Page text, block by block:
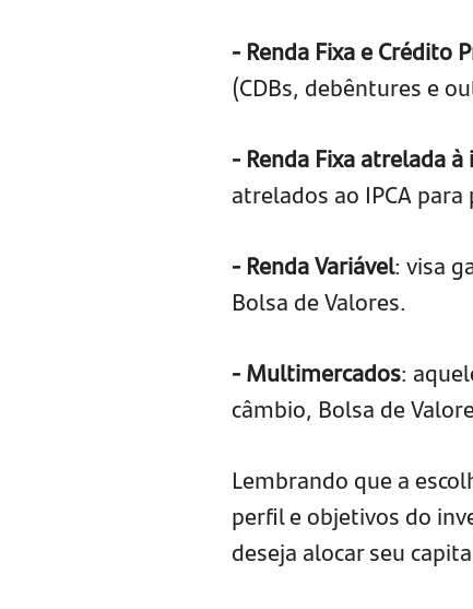
- Renda Fixa e Crédito
(CDBs, debêntures e
- Renda Fixa atrelada
atrelados ao IPCA
- Renda Variável: visa
Bolsa de Valores.
- Multimercados:
câmbio, Bolsa de
Lembrando que a
perfil e objetivos do
deseja alocar seu